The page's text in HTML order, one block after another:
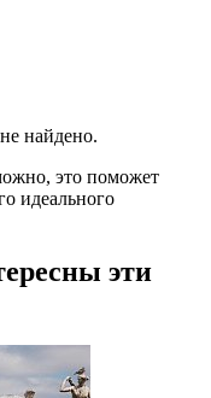
найдено.
это поможет
идеального
эти